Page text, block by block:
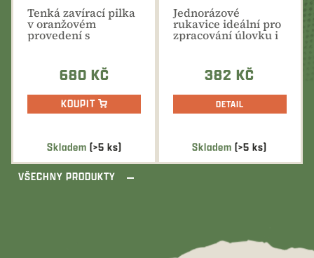
Skladem (>5 ks)
Tenká zavírací pilka
v oranžovém
provedení s
kapesním klipem a
680 KČ
KOUPIT
Skladem(>5 ks)
Jednorázové
rukavice ideální pro
zpracování úlovku i
masa. Dokonalá
382 KČ
DETAIL
VŠECHNY PRODUKTY